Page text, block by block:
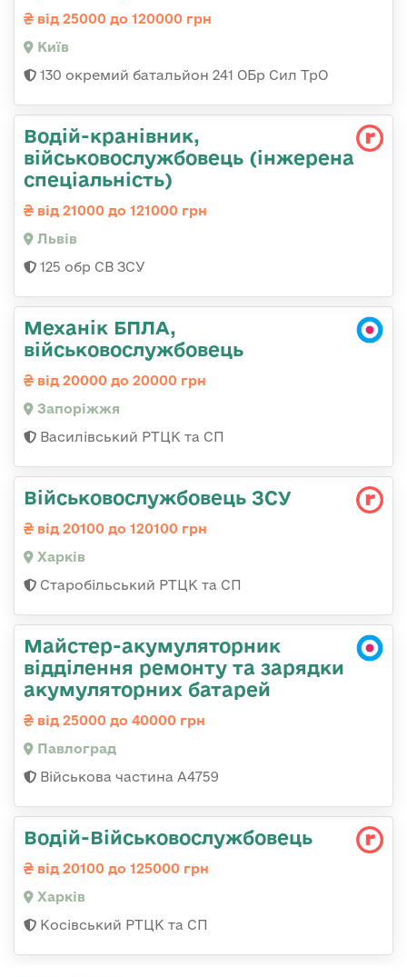
від 25000 до 120000 грн
Київ
130 окремий батальйон 241 ОБр Сил ТрО
Водій-кранівник,
військовослужбовець (інжерена
спеціальність)
від 21000 до 121000 грн
Львів
125 обр СВ ЗСУ
Механік БПЛА,
військовослужбовець
від 20000 до 20000 грн
Запоріжжя
Василівський РТЦК та СП
Військовослужбовець ЗСУ
від 20100 до 120100 грн
Харків
Старобільський РТЦК та СП
Майстер-акумуляторник
відділення ремонту та зарядки
акумуляторних батарей
від 25000 до 40000 грн
Павлоград
Військова частина А4759
Водій-Військовослужбовець
від 20100 до 125000 грн
Харків
Косівський РТЦК та СП